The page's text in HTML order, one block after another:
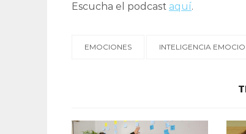
Escucha el podcast aquí.
EMOCIONES INTELIGENCIA